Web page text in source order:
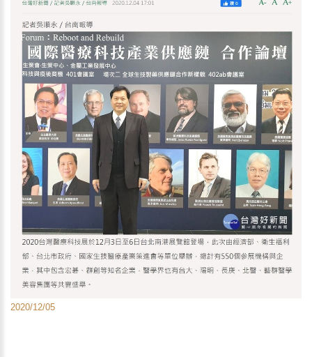
2020/12/05